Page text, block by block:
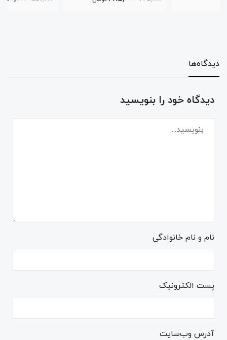
دیدگاه‌ها
دیدگاه خود را بنویسید
نام و نام خانوادگی
پست الکترونیک
آدرس وب‌سایت